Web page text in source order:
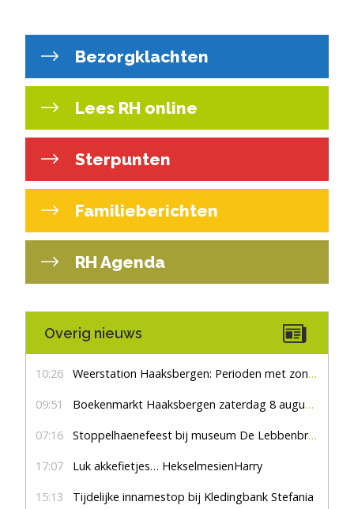
Bezorgklachten
Lees RH online
Sterpunten
Familieberichten
RH Agenda
Overig nieuws
10:26 Weerstation Haaksbergen: Perioden met zon en droog
09:51 Boekenmarkt Haaksbergen zaterdag 8 augustus, marktplein Haaksbergen
07:16 Stoppelhaenefeest bij museum De Lebbenbrugge
17:07 Luk akkefietjes… HekselmesienHarry
15:13 Tijdelijke innamestop bij Kledingbank Stefania